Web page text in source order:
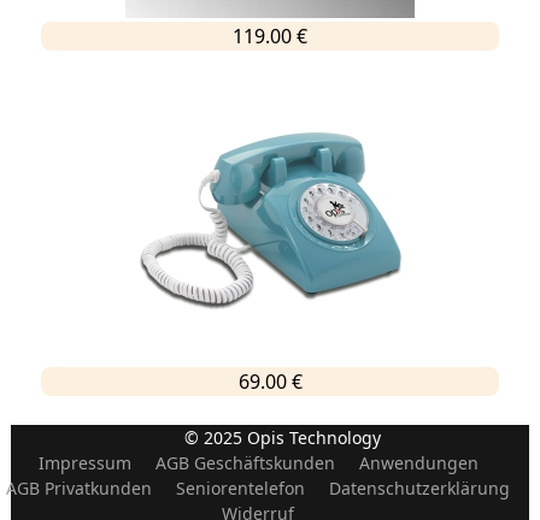
119.00 €
69.00 €
© 2025 Opis Technology
Impressum
AGB Geschäftskunden
Anwendungen
AGB Privatkunden
Seniorentelefon
Datenschutzerklärung
Widerruf